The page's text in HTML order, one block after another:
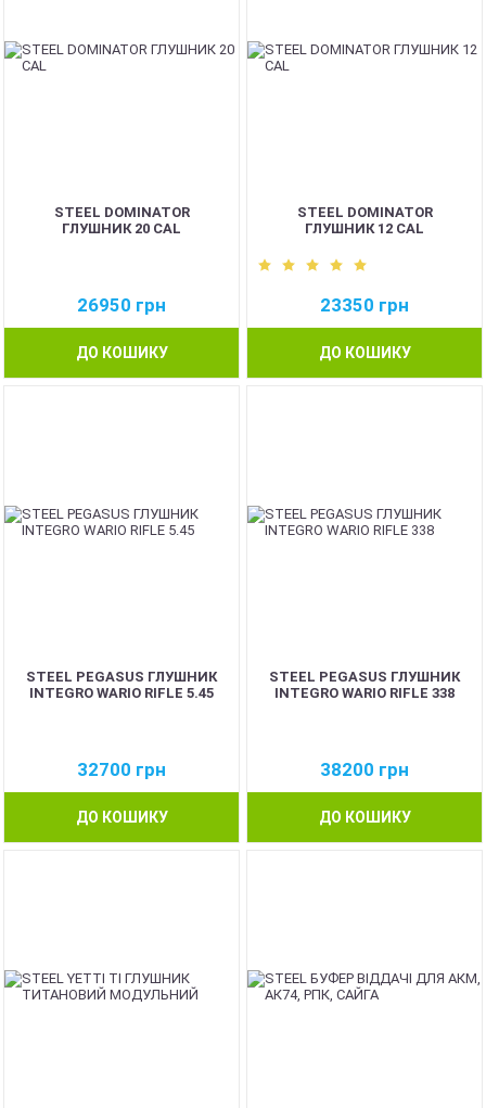
STEEL DOMINATOR
ГЛУШНИК 20 CAL
26950 грн
ДО КОШИКУ
STEEL DOMINATOR
ГЛУШНИК 12 CAL
23350 грн
ДО КОШИКУ
STEEL PEGASUS ГЛУШНИК
INTEGRO WARIO RIFLE 5.45
32700 грн
ДО КОШИКУ
STEEL PEGASUS ГЛУШНИК
INTEGRO WARIO RIFLE 338
38200 грн
ДО КОШИКУ